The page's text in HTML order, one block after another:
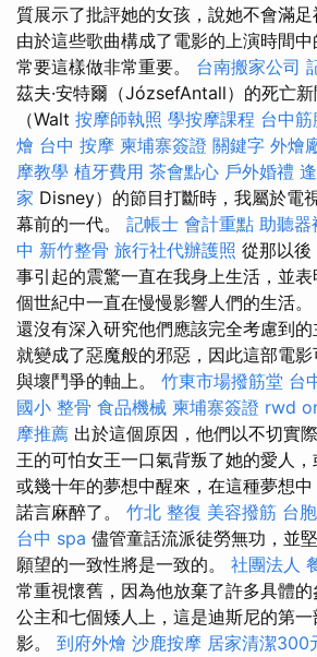
質展示了批評她的女孩，說她不會滿足
由於這些歌曲構成了電影的上演時間
常要這樣做非常重要。 台南搬家公司
茲夫·安特爾（JózsefAntall）的死亡新
（Walt 按摩師執照 學按摩課程 台中
燴 台中 按摩 柬埔寨簽證 關鍵字 外燴
摩教學 植牙費用 茶會點心 戶外婚禮
家 Disney）的節目打斷時，我屬於電
幕前的一代。 記帳士 會計重點 助聽器
中 新竹整骨 旅行社代辦護照 從那以後
事引起的震驚一直在我身上生活，並
個世紀中一直在慢慢影響人們的生活
還沒有深入研究他們應該完全考慮到
就變成了惡魔般的邪惡，因此這部電
與壞鬥爭的軸上。 竹東市場撥筋堂 台
國小 整骨 食品機械 柬埔寨簽證 rwd
摩推薦 出於這個原因，他們以不切實
王的可怕女王一口氣背叛了她的愛人
或幾十年的夢想中醒來，在這種夢想
諾言麻醉了。 竹北 整復 美容撥筋 台
台中 spa 儘管童話流派徒勞無功，並
願望的一致性將是一致的。 社團法人
常重視懷舊，因為他放棄了許多具體
公主和七個矮人上，這是迪斯尼的第
影。 到府外燴 沙鹿按摩 居家清潔300